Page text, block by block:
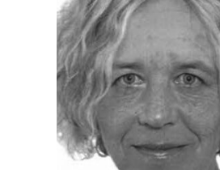
THEMEN
ANGEBOTE